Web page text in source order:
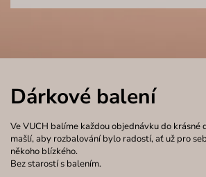
Dárkové balení
Ve VUCH balíme každou objednávku do krásné
mašlí, aby rozbalování bylo radostí, ať už pro
někoho blízkého.
Bez starostí s balením.